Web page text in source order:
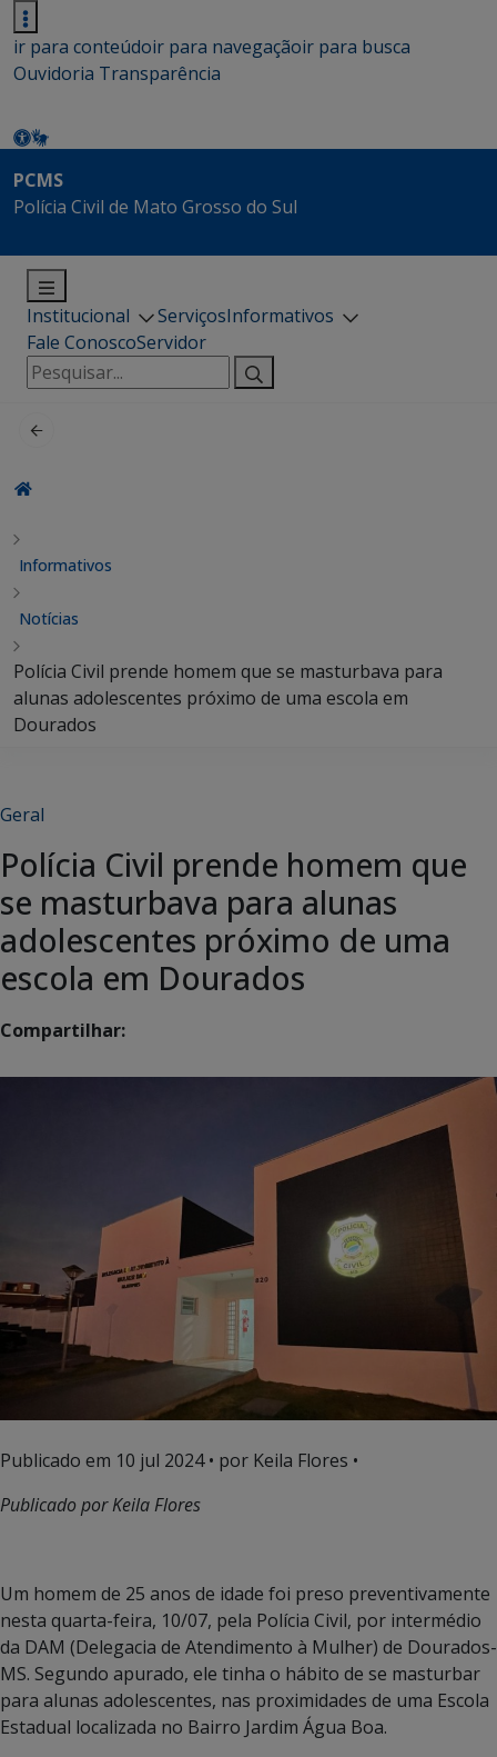
ir para conteúdoir para navegaçãoir para busca
Ouvidoria Transparência
PCMS
Polícia Civil de Mato Grosso do Sul
Institucional ServiçosInformativos
Fale ConoscoServidor
Pesquisar
por:
Informativos
Notícias
Polícia Civil prende homem que se masturbava para
alunas adolescentes próximo de uma escola em
Dourados
Geral
Polícia Civil prende homem que
se masturbava para alunas
adolescentes próximo de uma
escola em Dourados
Compartilhar:
Publicado em 10 jul 2024• por Keila Flores •
Publicado por Keila Flores
Um homem de 25 anos de idade foi preso preventivamente
nesta quarta-feira, 10/07, pela Polícia Civil, por intermédio
da DAM (Delegacia de Atendimento à Mulher) de Dourados-
MS. Segundo apurado, ele tinha o hábito de se masturbar
para alunas adolescentes, nas proximidades de uma Escola
Estadual localizada no Bairro Jardim Água Boa.